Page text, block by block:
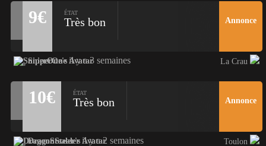
9€ ÉTAT
Très bon Annonce
SniperOne il y a 3 semaines La Crau
10€ ÉTAT
Très bon Annonce
DragonStealer il y a 2 semaines Toulon